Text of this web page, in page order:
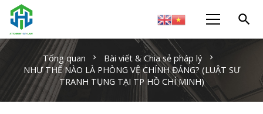
search
Tổng quan chevron_right Bài viết & Chia sẻ pháp lý chevron_right
NHƯ THẾ NÀO LÀ PHÒNG VỆ CHÍNH ĐÁNG? (LUẬT SƯ
TRANH TỤNG TẠI TP HỒ CHÍ MINH)